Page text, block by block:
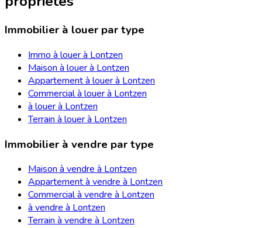
Immobilier à louer par type
Immo à louer à Lontzen
Maison à louer à Lontzen
Appartement à louer à Lontzen
Commercial à louer à Lontzen
à louer à Lontzen
Terrain à louer à Lontzen
Immobilier à vendre par type
Maison à vendre à Lontzen
Appartement à vendre à Lontzen
Commercial à vendre à Lontzen
à vendre à Lontzen
Terrain à vendre à Lontzen